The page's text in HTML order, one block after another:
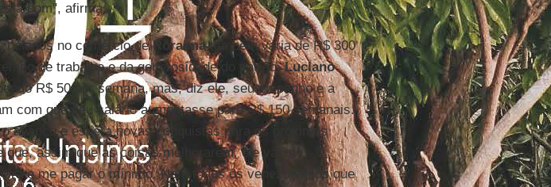
bom", afirma.
no comércio deRoraimatambém varia de R$ 300
de trabalho e da generosidade do patrão.Luciano
R$ 50 por semana, mas, diz ele, seu empenho e a
com que seu salário aumentasse para R$ 150 semanais.
avanço e espera novas conquistas para os próximos
assim que as coisas melhorarem, ele vai me
e me pagar o mínimo. Nem todos os venezuelanos que